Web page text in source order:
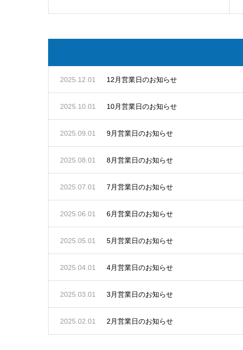
2025.12.01 12月営業日のお知らせ
2025.10.01 10月営業日のお知らせ
2025.09.01 9月営業日のお知らせ
2025.08.01 8月営業日のお知らせ
2025.07.01 7月営業日のお知らせ
2025.06.01 6月営業日のお知らせ
2025.05.01 5月営業日のお知らせ
2025.04.01 4月営業日のお知らせ
2025.03.01 3月営業日のお知らせ
2025.02.01 2月営業日のお知らせ